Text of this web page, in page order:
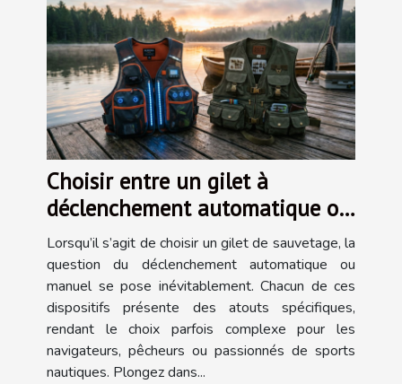
Choisir entre un gilet à
déclenchement automatique ou
manuel
Lorsqu’il s’agit de choisir un gilet de sauvetage, la
question du déclenchement automatique ou
manuel se pose inévitablement. Chacun de ces
dispositifs présente des atouts spécifiques,
rendant le choix parfois complexe pour les
navigateurs, pêcheurs ou passionnés de sports
nautiques. Plongez dans...